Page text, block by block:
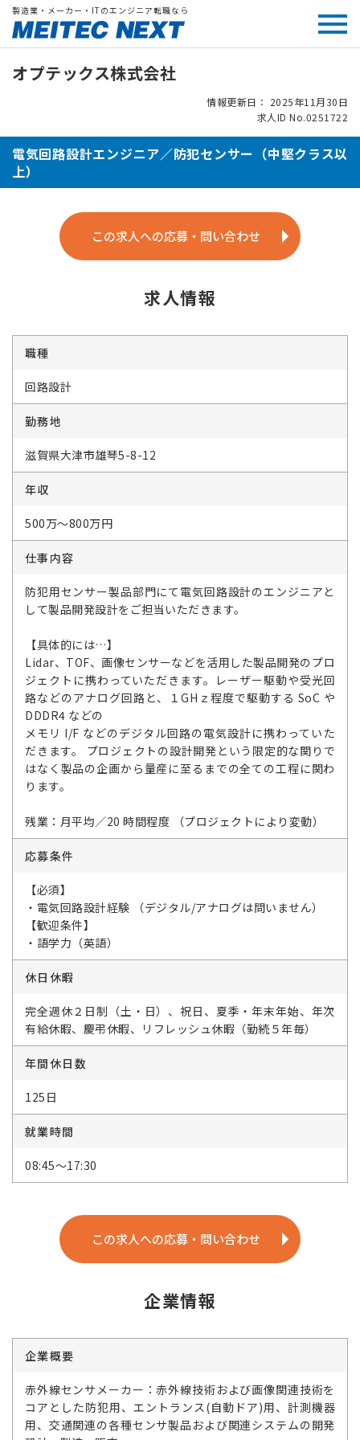
製造業・メーカー・ITのエンジニア転職なら
オプテックス株式会社
情報更新日： 2025年11月30日
求人ID No.0251722
電気回路設計エンジニア／防犯センサー（中堅クラス以
上）
この求人への応募・問い合わせ
求人情報
職種
回路設計
勤務地
滋賀県大津市雄琴5-8-12
年収
500万～800万円
仕事内容
防犯用センサー製品部門にて電気回路設計のエンジニアと
して製品開発設計をご担当いただきます。
【具体的には…】
Lidar、TOF、画像センサーなどを活用した製品開発のプロ
ジェクトに携わっていただきます。レーザー駆動や受光回
路などのアナログ回路と、１GHｚ程度で駆動する SoC や
DDDR4 などの
メモリ I/F などのデジタル回路の電気設計に携わっていた
だきます。 プロジェクトの設計開発という限定的な関りで
はなく製品の企画から量産に至るまでの全ての工程に関わ
ります。
残業：月平均／20 時間程度 （プロジェクトにより変動）
応募条件
【必須】
・電気回路設計経験 （デジタル/アナログは問いません）
【歓迎条件】
・語学力（英語）
休日休暇
完全週休２日制（土・日）、祝日、夏季・年末年始、年次
有給休暇、慶弔休暇、リフレッシュ休暇（勤続５年毎）
年間休日数
125日
就業時間
08:45～17:30
この求人への応募・問い合わせ
企業情報
企業概要
赤外線センサメーカー：赤外線技術および画像関連技術を
コアとした防犯用、エントランス(自動ドア)用、計測機器
用、交通関連の各種センサ製品および関連システムの開発